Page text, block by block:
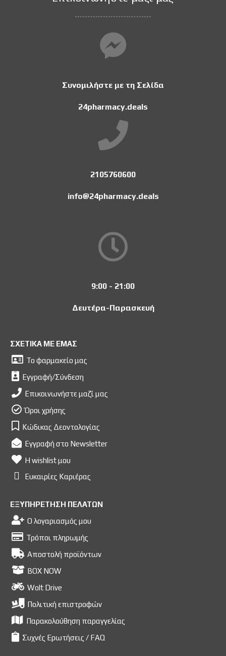
Συνομιλήστε με τη Σελίδα
24pharmacy.deals
2105760600
info@24pharmacy.deals
9:00 - 21:00
Δευτέρα-Παρασκευή
ΣΧΕΤΙΚΑ ΜΕ ΕΜΑΣ
Το φαρμακείο μας
Εγγραφή/Σύνδεση
Επικοινωνήστε μαζί μας
Όροι χρήσης
Κώδικας Δεοντολογίας
Εγγραφή στο Newsletter
Η wishlist μου
Ευκαιρίες Kαριέρας
ΕΞΥΠΗΡΕΤΗΣΗ ΠΕΛΑΤΩΝ
Ο λογαριασμός μου
Τρόποι πληρωμής
Αποστολή προϊόντων
BOX NOW
Wolt Drive
Πολιτική επιστροφών
Παρακολούθηση παραγγελίας
Συχνές Ερωτήσεις / FAQ